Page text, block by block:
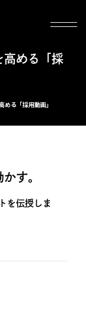
高める「採
める「採用動画」
す。
を伝授しま